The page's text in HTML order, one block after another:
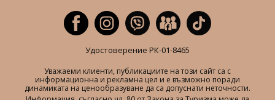
Удостоверение РК-01-8465
Уважаеми клиенти, публикациите на този сайт са с
информационна и рекламна цел и е възможно поради
динамиката на ценообразуване да са допуснати неточности.